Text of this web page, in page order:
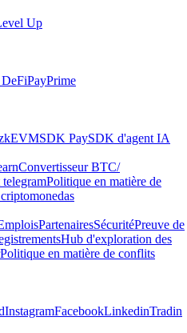
Up
PayPrime
SDK PaySDK d'agent IA
Convertisseur BTC/
Politique en matière de
PartenairesSécuritéPreuve de
Hub d'exploration des
Politique en matière de conflits
InstagramFacebookLinkedinTradin